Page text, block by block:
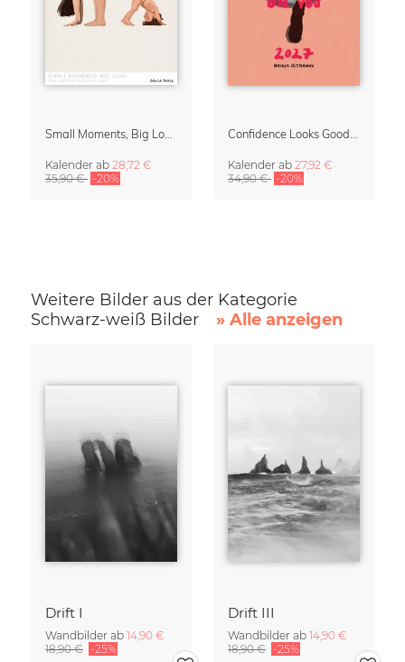
Kalender ab 28,72 €
35,90 € -20%
Kalender ab 27,92 €
34,90 € -20%
Weitere Bilder aus der Kategorie
Schwarz-weiß Bilder
» Alle anzeigen
Drift I
Wandbilder ab 14,90 €
18,90 € -25%
Drift III
Wandbilder ab 14,90 €
18,90 € -25%